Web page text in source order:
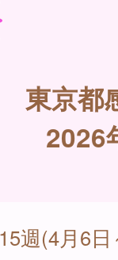
東京都
2026
週(4月6